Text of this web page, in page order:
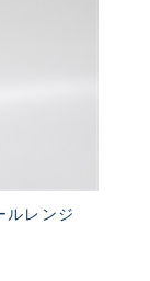
ルレンジ